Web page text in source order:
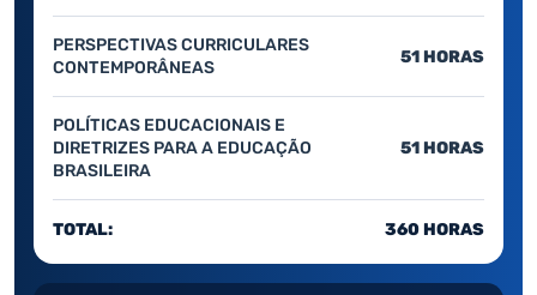
PERSPECTIVAS CURRICULARES
CONTEMPORÂNEAS
51 HORAS
POLÍTICAS EDUCACIONAIS E
DIRETRIZES PARA A EDUCAÇÃO
BRASILEIRA
51 HORAS
TOTAL: 360 HORAS